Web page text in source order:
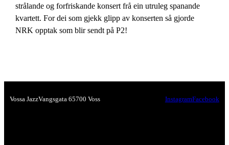
strålande og forfriskande konsert frå ein utruleg spanande
kvartett. For dei som gjekk glipp av konserten så gjorde
NRK opptak som blir sendt på P2!
Vossa JazzVangsgata 65700 Voss InstagramFacebook